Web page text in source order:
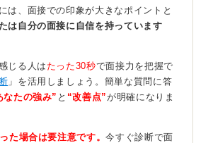
用の多くは、勤怠不安、ミスマッチ
残業可否など）、コミュニケーション
未経験です。
的に理解し、就業可能な時間を明確に
遣いにも意識を配りましょう。また、
認識をそろえておくことも必要です。
は、面接での印象が大きなポイントと
は自分の面接に自信を持っています
じる人は たった30秒で面接力を把握で
」を活用しましょう。簡単な質問に答
なたの強み” と “改善点”が明確になりま
た場合は要注意です。今すぐ診断で面